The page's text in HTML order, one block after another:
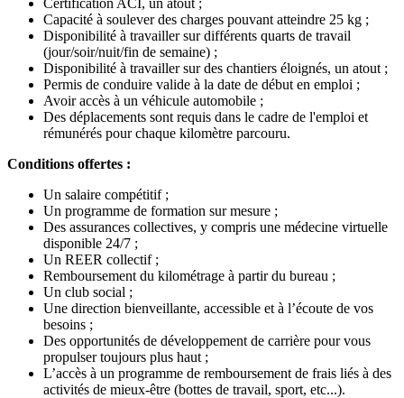
Capacité à soulever des charges pouvant atteindre 25 kg ;
Disponibilité à travailler sur différents quarts de travail
(jour/soir/nuit/fin de semaine) ;
Disponibilité à travailler sur des chantiers éloignés, un atout ;
Permis de conduire valide à la date de début en emploi ;
Avoir accès à un véhicule automobile ;
Des déplacements sont requis dans le cadre de l'emploi et
rémunérés pour chaque kilomètre parcouru.
Conditions offertes :
Un salaire compétitif ;
Un programme de formation sur mesure ;
Des assurances collectives, y compris une médecine virtuelle
disponible 24/7 ;
Un REER collectif ;
Remboursement du kilométrage à partir du bureau ;
Un club social ;
Une direction bienveillante, accessible et à l’écoute de vos
besoins ;
Des opportunités de développement de carrière pour vous
propulser toujours plus haut ;
L’accès à un programme de remboursement de frais liés à des
activités de mieux-être (bottes de travail, sport, etc...).